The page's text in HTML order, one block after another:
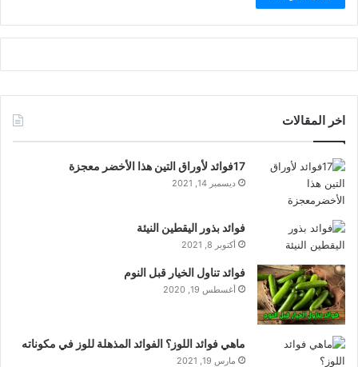
اخر المقالات
17فوائد لأوراق التين هذا الأخضر معجزة
ديسمبر 14, 2021
فوائد بذور اليقطين النيئة
أكتوبر 8, 2021
فوائد تناول الخيار قبل النوم
أغسطس 19, 2020
ماهي فوائد اللوز؟ الفوائد المذهلة للوز في مكوناته
مارس 19, 2021